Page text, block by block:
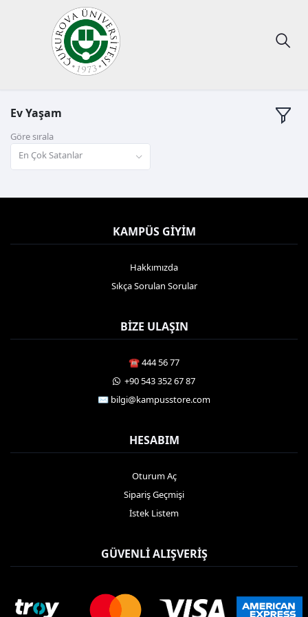
Ev Yaşam
Göre sırala
En Çok Satanlar
KAMPÜS GIYIM
Hakkımızda
Sıkça Sorulan Sorular
BIZE ULAŞIN
☎️ 444 56 77
️ +90 543 352 67 87
✉️ bilgi@kampusstore.com
HESABIM
Oturum Aç
Sipariş Geçmişi
İstek Listem
GÜVENLI ALIŞVERIŞ